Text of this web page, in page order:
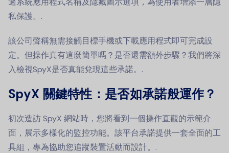
私保護。.
該公司聲稱無需接觸目標手機或下載應用程式即可完成設
定。但操作真有這麼簡單嗎？是否還需額外步驟？我們將深
入檢視SpyX是否真能兌現這些承諾。.
SpyX 關鍵特性：是否如承諾般運作？
初次造訪 SpyX 網站時，您將看到一個操作直觀的示範介
面，展示多樣化的監控功能。該平台承諾提供一套全面的工
具組，專為協助您追蹤裝置活動而設計。.